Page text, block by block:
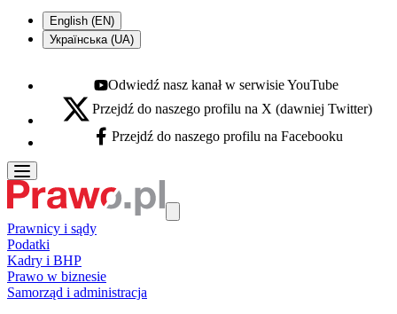
English (EN)
Українська (UA)
Youtube - otwiera się w nowej karcie
Odwiedź nasz kanał w serwisie YouTube
X - otwiera się w nowej karcie
Przejdź do naszego profilu na X (dawniej Twitter)
Facebook - otwiera się w nowej karcie
Przejdź do naszego profilu na Facebooku
Prawnicy i sądy
Podatki
Kadry i BHP
Prawo w biznesie
Samorząd i administracja